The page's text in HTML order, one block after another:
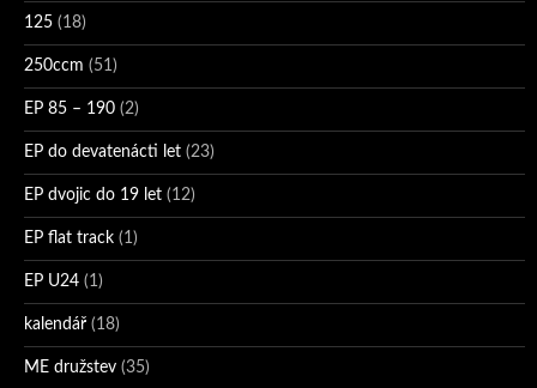
125 (18)
250ccm (51)
EP 85 – 190 (2)
EP do devatenácti let (23)
EP dvojic do 19 let (12)
EP flat track (1)
EP U24 (1)
kalendář (18)
ME družstev (35)